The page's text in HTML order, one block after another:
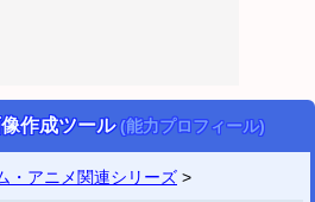
はフォローして下さい。
作成ツール(能力プロフィール)
・アニメ関連シリーズ >